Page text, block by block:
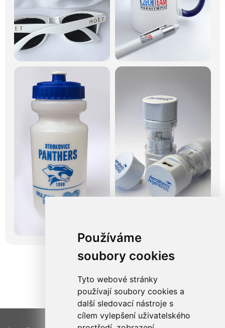
Používáme
soubory cookies
Tyto webové stránky
používají soubory cookies a
další sledovací nástroje s
cílem vylepšení uživatelského